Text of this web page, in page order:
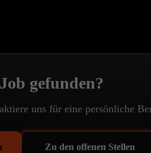
gefunden?
uns für eine persönliche
Zu den offenen Stellen